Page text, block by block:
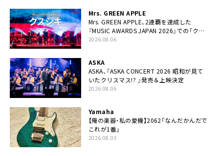
Mrs. GREEN APPLE
Mrs. GREEN APPLE、2連覇を達成した
『MUSIC AWARDS JAPAN 2026』での「クス
シキ」ライブパフォーマンスをYouTube公開
2026.08.06
ASKA
ASKA、『ASKA CONCERT 2026 昭和が見て
いたクリスマス!? 』発売＆上映決定
2026.08.06
Yamaha
【俺の楽器・私の愛機】2062「なんだかんだで
これが1番」
2026.08.03